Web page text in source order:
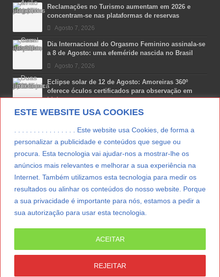
ESTE WEBSITE USA COOKIES
. . . . . . . . . . . . . . . . Este website usa Cookies, de forma a
personalizar a publicidade e conteúdos que segue ou
procura. Esta tecnologia vai ajudar-nos a mostrar-lhe os
anúncios mais relevantes e melhorar a sua experiência na
Internet. Também utilizamos esta tecnologia para medir os
resultados ou alinhar os conteúdos do nosso website. Porque
a sua privacidade é importante para nós, estamos a pedir a
sua autorização para usar esta tecnologia.
REJEITAR
ACEITAR
Reclamações no Turismo aumentam em 2026 e
concentram-se nas plataformas de reservas
Agosto 7, 2026
Dia Internacional do Orgasmo Feminino assinala-se
a 8 de Agosto: uma efeméride nascida no Brasil
Agosto 7, 2026
Eclipse solar de 12 de Agosto: Amoreiras 360º
oferece óculos certificados para observação em
Lisboa
Agosto 7, 2026
Lua Afonso vence prémio internacional de liderança
Agosto 7, 2026
Preparar o carro para as férias de Verão
Agosto 5, 2026
SUBSCREVER NEWSLETTER